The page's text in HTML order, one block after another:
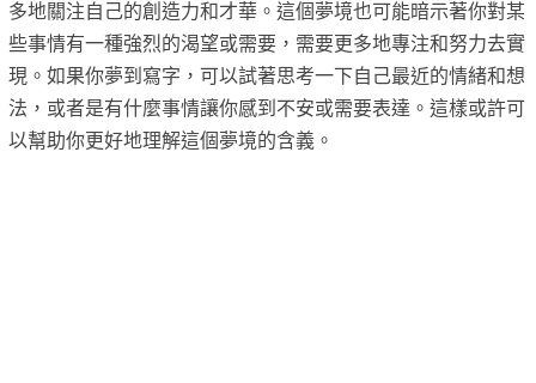
多地關注自己的創造力和才華。這個夢境也可能暗示著你對某
些事情有一種強烈的渴望或需要，需要更多地專注和努力去實
現。如果你夢到寫字，可以試著思考一下自己最近的情緒和想
法，或者是有什麼事情讓你感到不安或需要表達。這樣或許可
以幫助你更好地理解這個夢境的含義。